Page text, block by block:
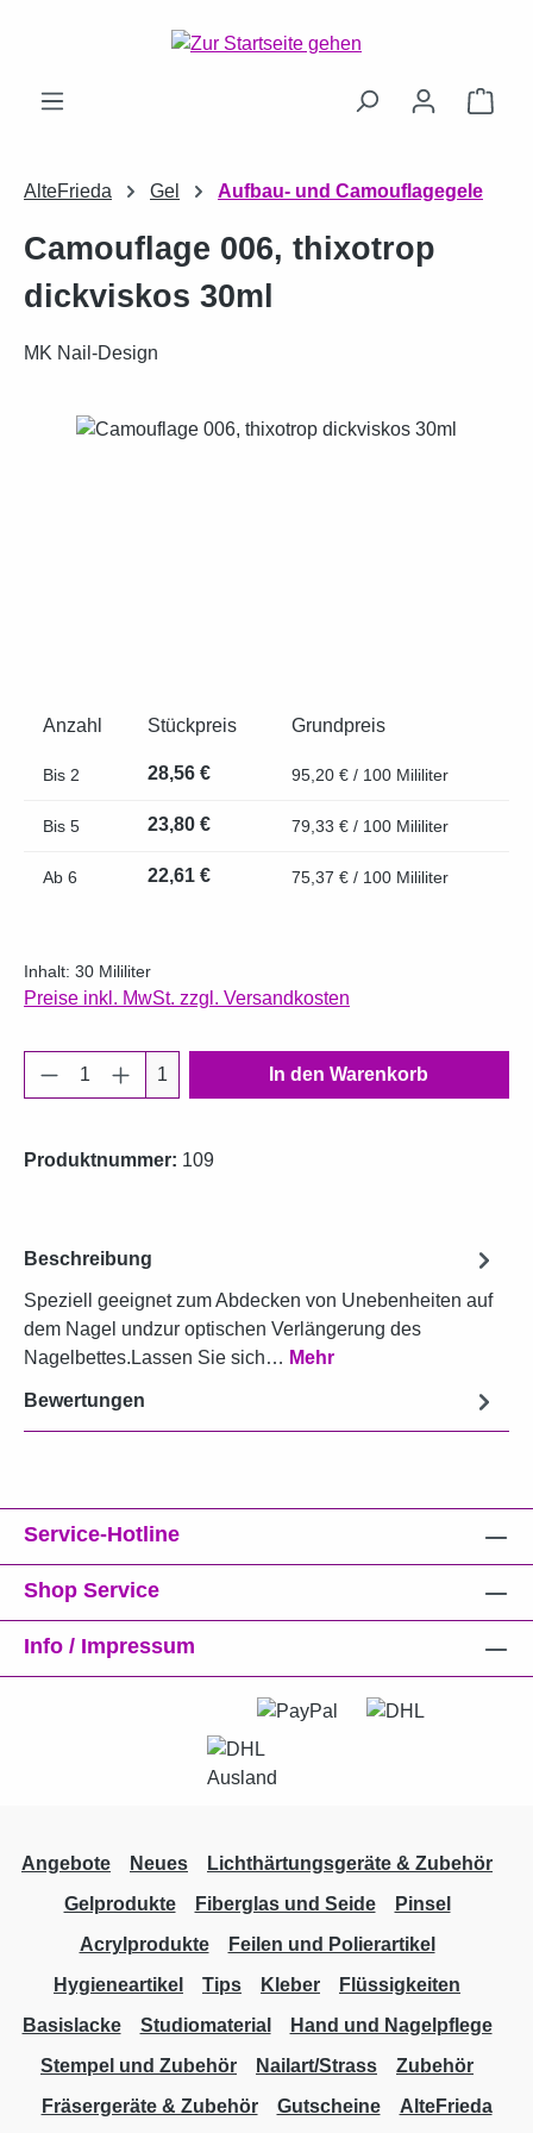
Zum Hauptinhalt springen
AlteFrieda Gel Aufbau- und Camouflagegele
Camouflage 006, thixotrop
dickviskos 30ml
MK Nail-Design
Bildergalerie überspringen
Anzahl Stückpreis Grundpreis
Bis 2 28,56 € 95,20 € / 100 Mililiter
Bis 5 23,80 € 79,33 € / 100 Mililiter
Ab 6 22,61 € 75,37 € / 100 Mililiter
Inhalt: 30 Mililiter
Preise inkl. MwSt. zzgl. Versandkosten
Produkt Anzahl: Gib den gewünschten
1 In den Warenkorb
Produktnummer: 109
Beschreibung
Speziell geeignet zum Abdecken von Unebenheiten auf
dem Nagel undzur optischen Verlängerung des
Nagelbettes.Lassen Sie sich… Mehr
Bewertungen
Service-Hotline
Shop Service
Info / Impressum
Angebote Neues
Lichthärtungsgeräte & Zubehör
Gelprodukte
Fiberglas und Seide
Pinsel
Acrylprodukte
Feilen und Polierartikel
Hygieneartikel
Tips Kleber
Flüssigkeiten
Basislacke
Studiomaterial
Hand und Nagelpflege
Stempel und Zubehör
Nailart/Strass
Zubehör
Fräsergeräte & Zubehör
Gutscheine AlteFrieda